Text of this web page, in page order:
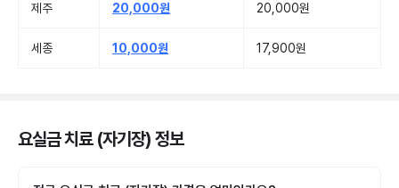
제주 20,000원 20,000원
세종 10,000원 17,900원
요실금 치료 (자기장) 정보